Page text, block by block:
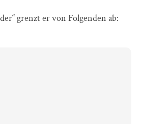
grenzt er von Folgenden ab: